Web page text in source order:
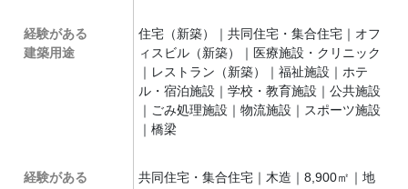
経験がある
建築用途
住宅（新築）｜共同住宅・集合住宅｜オフ
ィスビル（新築）｜医療施設・クリニック
｜レストラン（新築）｜福祉施設｜ホテ
ル・宿泊施設｜学校・教育施設｜公共施設
｜ごみ処理施設｜物流施設｜スポーツ施設
｜橋梁
経験がある 共同住宅・集合住宅｜木造｜8,900㎡｜地